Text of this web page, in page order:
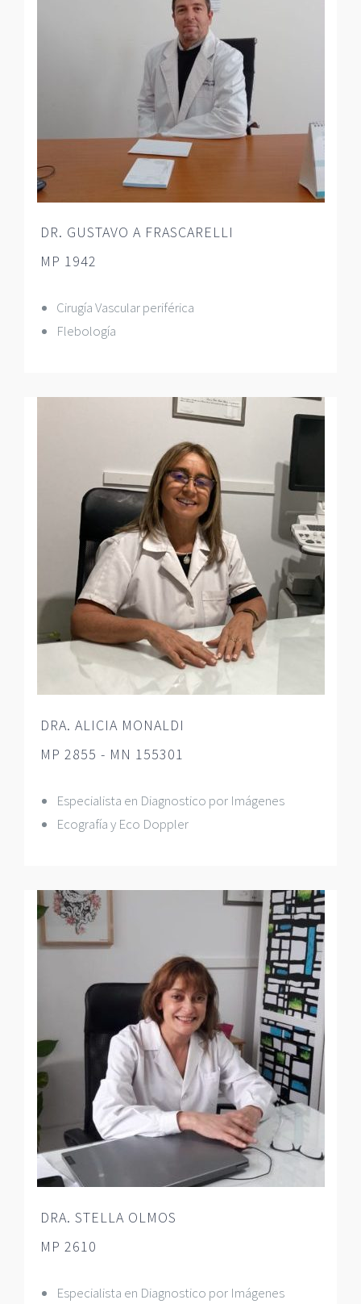
DR. GUSTAVO A FRASCARELLI
MP 1942
Cirugía Vascular periférica
Flebología
DRA. ALICIA MONALDI
MP 2855 - MN 155301
Especialista en Diagnostico por Imágenes
Ecografía y Eco Doppler
DRA. STELLA OLMOS
MP 2610
Especialista en Diagnostico por Imágenes